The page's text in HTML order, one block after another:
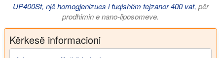
UP400St, një homogjenizues i fuqishëm tejzanor 400 vat, për
prodhimin e nano-liposomeve.
Kërkesë informacioni